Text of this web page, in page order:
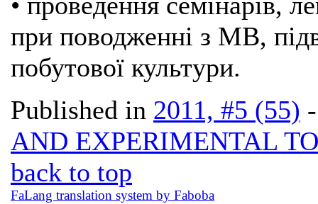
при поводженні з МВ,
побутової культури.
Published in 2011, #5 (55)
AND EXPERIMENTAL
back to top
FaLang translation system by Faboba